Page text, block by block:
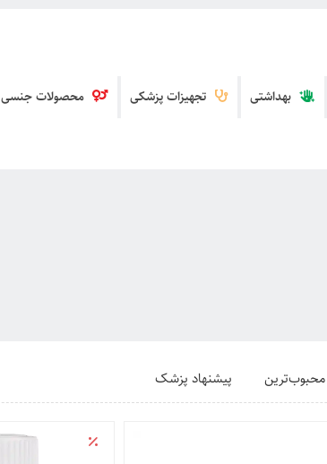
بهداشتی تجهیزات پزشکی محصولات جنسی
محبوب‌ترین پیشنهاد پزشک